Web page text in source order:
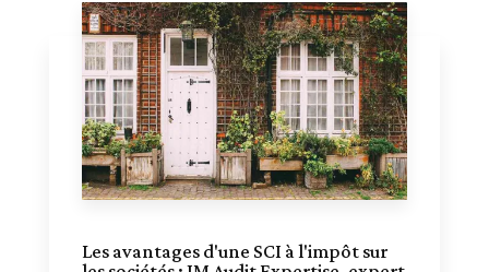
Les avantages d'une SCI à l'impôt sur